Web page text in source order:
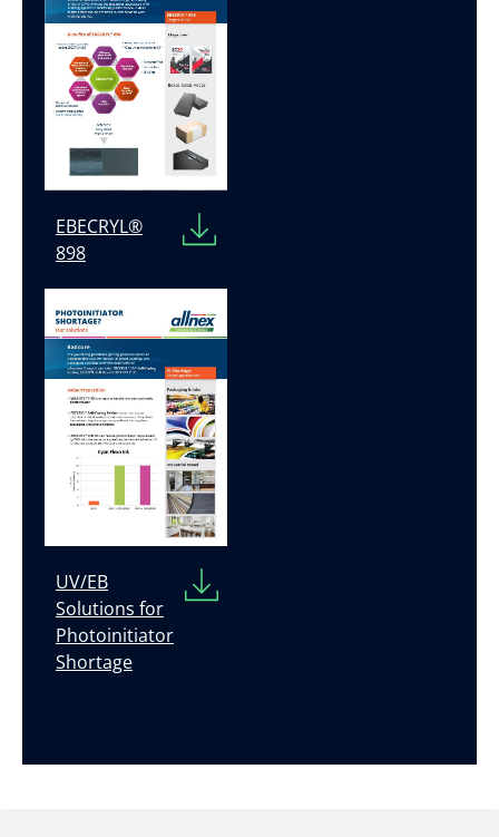
EBECRYL®
898
UV/EB
Solutions for
Photoinitiator
Shortage